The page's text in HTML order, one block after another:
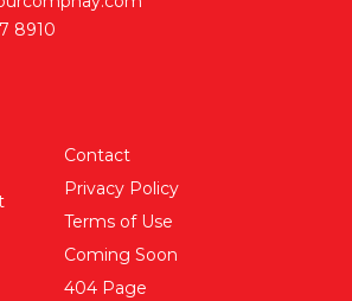
8910
Contact
Privacy Policy
Terms of Use
Coming Soon
404 Page